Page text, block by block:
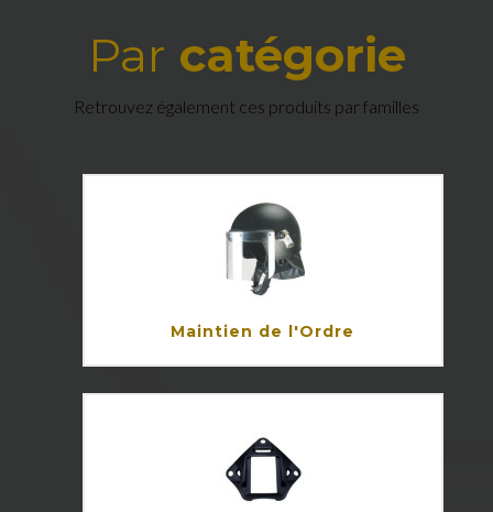
Par catégorie
Retrouvez également ces produits par familles
Maintien de l'Ordre